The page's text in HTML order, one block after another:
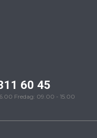
60 45
Fredag: 09.00 - 15.00